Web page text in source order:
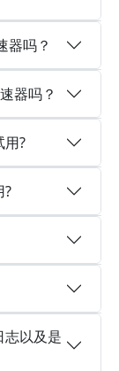
器吗？
器吗？
?
?
以及是